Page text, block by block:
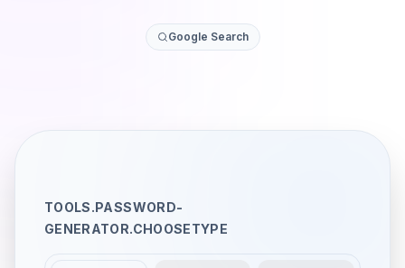
Google Search
TOOLS.PASSWORD-
GENERATOR.CHOOSETYPE